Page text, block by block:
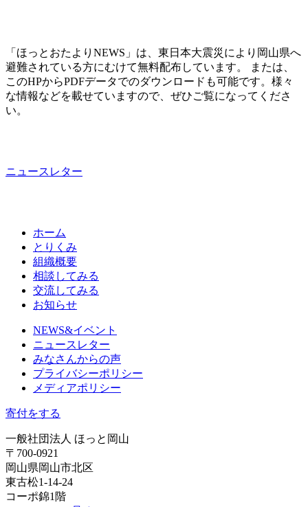
「ほっとおたよりNEWS」は、東日本大震災により岡山県へ
避難されている方にむけて無料配布しています。 または、
このHPからPDFデータでのダウンロードも可能です。様々
な情報などを載せていますので、ぜひご覧になってくださ
い。
ニュースレター
ホーム
とりくみ
組織概要
相談してみる
交流してみる
お知らせ
NEWS&イベント
ニュースレター
みなさんからの声
プライバシーポリシー
メディアポリシー
寄付をする
一般社団法人 ほっと岡山
〒700-0921
岡山県岡山市北区
東古松1-14-24
コーポ錦1階